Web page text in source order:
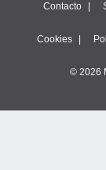
Contacto
Cookies
© 2026